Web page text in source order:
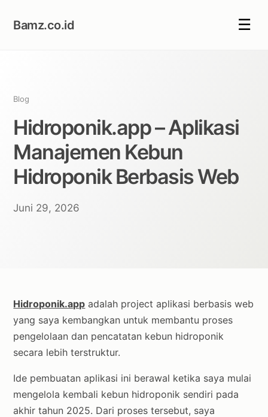
Bamz.co.id ☰
Blog
Hidroponik.app – Aplikasi
Manajemen Kebun
Hidroponik Berbasis Web
Juni 29, 2026
Hidroponik.app adalah project aplikasi berbasis web
yang saya kembangkan untuk membantu proses
pengelolaan dan pencatatan kebun hidroponik
secara lebih terstruktur.
Ide pembuatan aplikasi ini berawal ketika saya mulai
mengelola kembali kebun hidroponik sendiri pada
akhir tahun 2025. Dari proses tersebut, saya